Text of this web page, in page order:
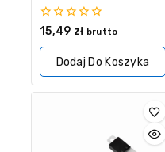
0
5
15,49 zł brutto
Dodaj Do Koszyka